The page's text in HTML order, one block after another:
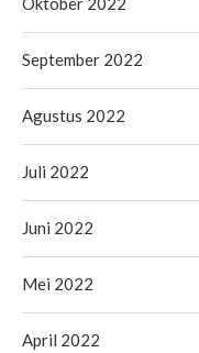
September 2022
Agustus 2022
Juli 2022
Juni 2022
Mei 2022
April 2022